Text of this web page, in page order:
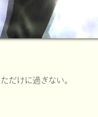
だけに過ぎない。